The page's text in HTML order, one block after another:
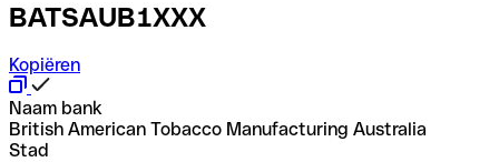
BATSAUB1XXX
Kopiëren
Naam bank
British American Tobacco Manufacturing Australia
Stad